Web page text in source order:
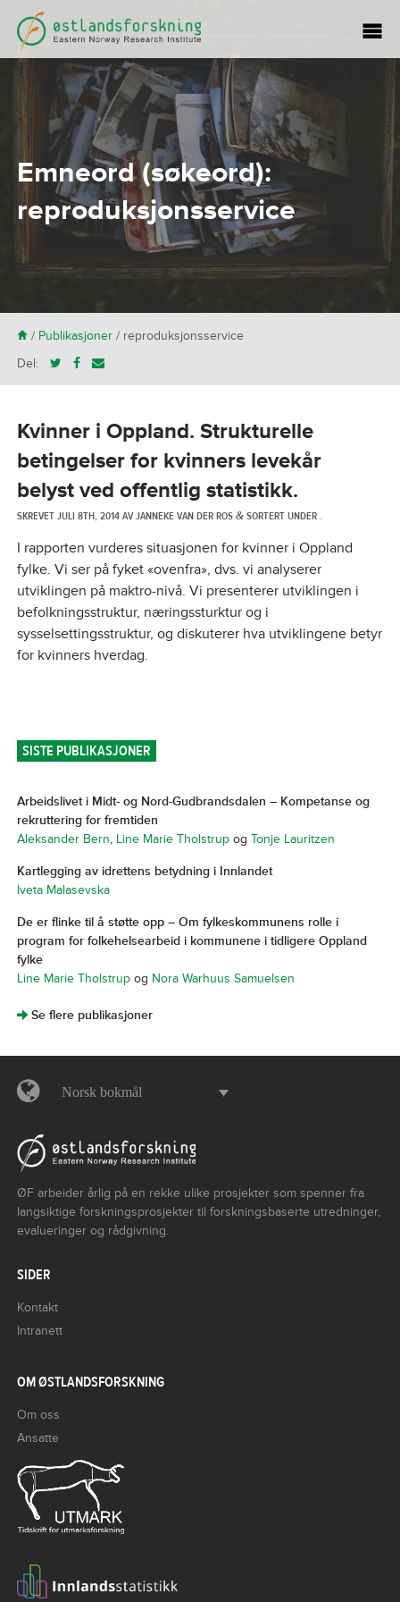
Emneord (søkeord):
reproduksjonsservice
H/ Publikasjoner/ reproduksjonsservice
Del:
Kvinner i Oppland. Strukturelle
betingelser for kvinners levekår
belyst ved offentlig statistikk.
SKREVETJULI 8TH, 2014AVJANNEKE VAN DER ROS &SORTERT UNDER .
I rapporten vurderes situasjonen for kvinner i Oppland
fylke. Vi ser på fyket «ovenfra», dvs. vi analyserer
utviklingen på maktro-nivå. Vi presenterer utviklingen i
befolkningsstruktur, næringssturktur og i
sysselsettingsstruktur, og diskuterer hva utviklingene betyr
for kvinners hverdag.
SISTE PUBLIKASJONER
Arbeidslivet i Midt- og Nord-Gudbrandsdalen – Kompetanse og
rekruttering for fremtiden
Aleksander Bern, Line Marie Tholstrupog Tonje Lauritzen
Kartlegging av idrettens betydning i Innlandet
Iveta Malasevska
De er flinke til å støtte opp – Om fylkeskommunens rolle i
program for folkehelsearbeid i kommunene i tidligere Oppland
fylke
Line Marie Tholstrupog Nora Warhuus Samuelsen
]Se flere publikasjoner
Norsk bokmål
ØF arbeider årlig på en rekke ulike prosjekter som spenner fra
langsiktige forskningsprosjekter til forskningsbaserte utredninger,
evalueringer og rådgivning.
SIDER
Kontakt
Intranett
OM ØSTLANDSFORSKNING
Om oss
Ansatte